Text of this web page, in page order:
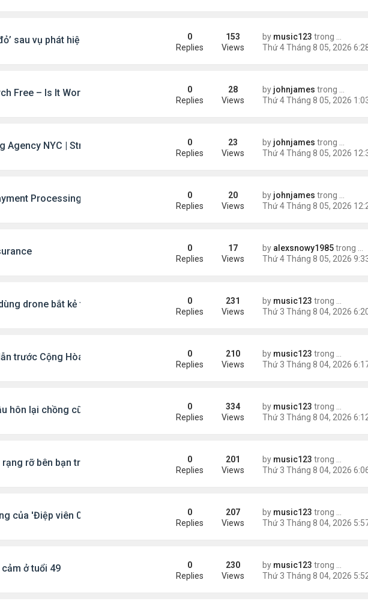
sau vụ phát hiện UAV mang chất nổ ở sân bay by music123 trong
0
Replies
153
Views
Free – Is It Worth Doing Before Filing? by johnjames trong
0
Replies
28
Views
Agency NYC | Strategic Online Growth by Fastest Logo by johnjames trong
0
Replies
23
Views
Processing: Why Businesses Choose Swyft POS by johnjames trong
0
Replies
20
Views
by alexsnowy1985trong
0
Replies
17
Views
drone bắt kẻ trộm trong Walmart by music123 trong
0
Replies
231
Views
trước Cộng Hòa trong các cuộc thăm dò dư luận by music123 trong
0
Replies
210
Views
hôn lại chồng cũ by music123 trong
0
Replies
334
Views
rỡ bên bạn trai kém 6 tuổi by music123 trong
0
Replies
201
Views
của 'Điệp viên 007' by music123 trong
0
Replies
207
Views
ở tuổi 49 by music123 trong
0
Replies
230
Views